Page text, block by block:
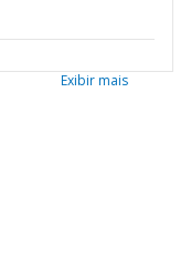
Exibir mais